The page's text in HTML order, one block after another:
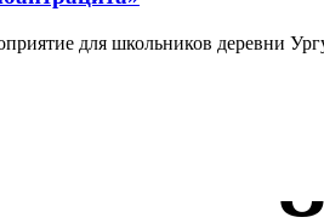
для школьников деревни